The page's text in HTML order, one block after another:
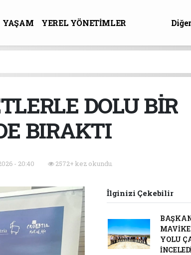
YAŞAM
YEREL YÖNETİMLER
Diğer
DOLU BİR
BIRAKTI
- 20:40 2572+ kez okundu.
İlginizi Çekebilir
YOLU